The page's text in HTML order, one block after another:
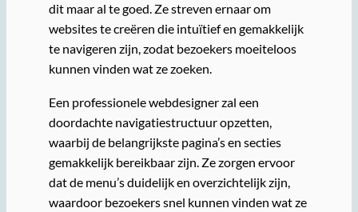
dit maar al te goed. Ze streven ernaar om
websites te creëren die intuïtief en gemakkelijk
te navigeren zijn, zodat bezoekers moeiteloos
kunnen vinden wat ze zoeken.
Een professionele webdesigner zal een
doordachte navigatiestructuur opzetten,
waarbij de belangrijkste pagina’s en secties
gemakkelijk bereikbaar zijn. Ze zorgen ervoor
dat de menu’s duidelijk en overzichtelijk zijn,
waardoor bezoekers snel kunnen vinden wat ze